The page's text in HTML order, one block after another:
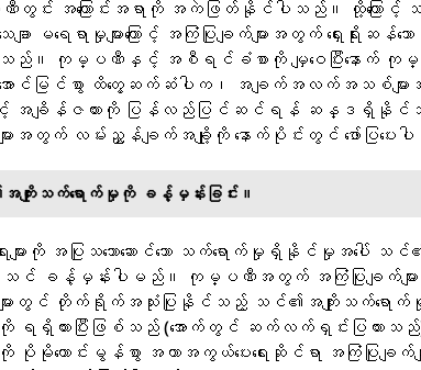
ပဏီတွင်း အကြောင်းအရာကို အကဲဖြတ်နိုင်ပါသည်။ ထို့ကြောင့်
ရေရာမှုများကြောင့် အကြံပြုချက်များအတွက် ရှေးရိုးဆန်သော
သည်။ ကုမ္ပဏီနှင့် အစီရင်ခံစာကို မျှဝေပြီးနောက် ကု
င်မြင်စွာ ထိတွေ့ဆက်ဆံပါက၊ အချက်အလက်အသစ်များအ
နှင့် အချိန်ဇယားကို ပြန်လည်ပြင်ဆင်ရန် ဆန္ဒရှိနို
များအတွက် လမ်းညွှန်ချက်အချို့ကို နောက်ပိုင်းတွင် ဖော်ပြပေး
အကျိုးသက်ရောက်မှုကို ခန့်မှန်းခြင်း။
းကို အပြုသဘောဆောင်သော သက်ရောက်မှုရှိနိုင်မှုအပေါ် သင်
ကို သင် ခန့်မှန်းပါမည်။ ကုမ္ပဏီအတွက် အကြံပြုချက်မ
ျားတွင် တိုက်ရိုက်အသုံးပြုနိုင်သည့် သင်၏အကျိုးသက်ရော
ကို ရရှိထားပြီးဖြစ်သည် (အောက်တွင် ဆက်လက်ရှင်းပြထားသ
ကောင်းမွန်စွာ အကာအကွယ်ပေးရေးဆိုင်ရာ အကြံပြုချက်မ